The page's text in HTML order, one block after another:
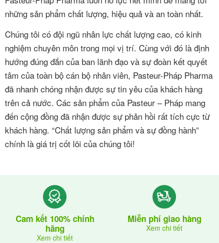
những sản phẩm chất lượng, hiệu quả và an toàn nhất.
Chúng tôi có đội ngũ nhân lực chất lượng cao, có kinh
nghiệm chuyên môn trong mọi vị trí. Cùng với đó là định
hướng đúng đắn của ban lãnh đạo và sự đoàn kết quyết
tâm của toàn bộ cán bộ nhân viên, Pasteur-Pháp Pharma
đã nhanh chóng nhận được sự tin yêu của khách hàng
trên cả nước. Các sản phẩm của Pasteur – Pháp mang
đến cộng đồng đã nhận được sự phản hồi rất tích cực từ
khách hàng. “Chất lượng sản phẩm và sự đồng hành”
chính là giá trị cốt lõi của chúng tôi!
Cam kết 100% chính
hãng
Xem chi tiết
Miễn phí giao hàng
Xem chi tiết